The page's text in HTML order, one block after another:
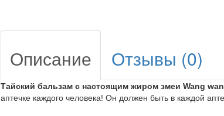
Описание Отзывы (0)
Тайский бальзам с настоящим жиром змеи Wang
аптечке каждого человека! Он должен быть в каждой